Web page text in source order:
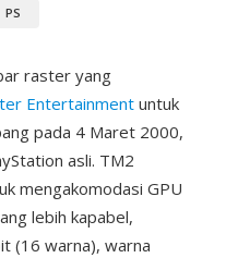
PS
raster yang
Entertainment untuk
pada 4 Maret 2000,
asli. TM2
mengakomodasi GPU
lebih kapabel,
(16 warna), warna